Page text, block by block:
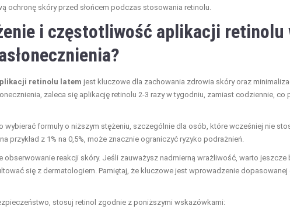
ochronę skóry przed słońcem podczas stosowania retinolu.
i częstotliwość aplikacji retinolu
retinolu latem jest kluczowe dla zachowania zdrowia skóry oraz
zaleca się aplikację retinolu 2-3 razy w tygodniu, zamiast codziennie, co
wybierać formuły o niższym stężeniu, szczególnie dla osób, które wcześniej nie
przykład z 1% na 0,5%, może znacznie ograniczyć ryzyko podrażnień.
reakcji skóry. Jeśli zauważysz nadmierną wrażliwość, warto jeszcze
się z dermatologiem. Pamiętaj, że kluczowe jest wprowadzenie dopasowanej
stosuj retinol zgodnie z poniższymi wskazówkami: